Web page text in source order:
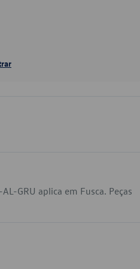
GRU aplica em Fusca. Peças